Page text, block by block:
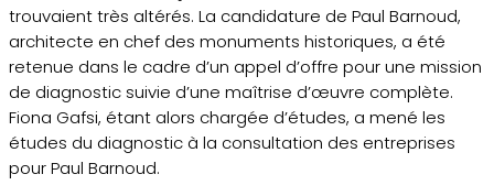
trouvaient très altérés. La candidature de Paul Barnoud,
architecte en chef des monuments historiques, a été
retenue dans le cadre d’un appel d’offre pour une mission
de diagnostic suivie d’une maîtrise d’œuvre complète.
Fiona Gafsi, étant alors chargée d’études, a mené les
études du diagnostic à la consultation des entreprises
pour Paul Barnoud.